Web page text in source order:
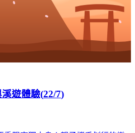
遊體驗(22/7)